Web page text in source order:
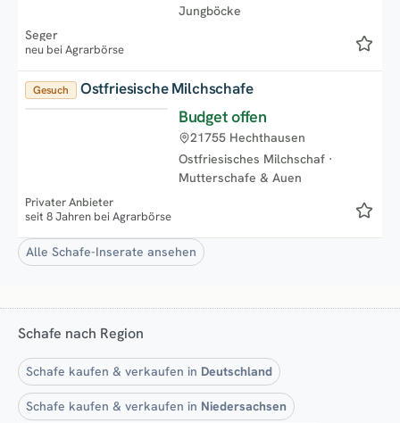
Jungböcke
Seger
neu bei Agrarbörse
Gesuch Ostfriesische Milchschafe
Budget offen
Ostfriesisches Milchschaf ·
Mutterschafe & Auen
21755 Hechthausen
Privater Anbieter
seit 8 Jahren bei Agrarbörse
Alle Schafe-Inserate ansehen
Schafe nach Region
Schafe kaufen & verkaufen in Deutschland
Schafe kaufen & verkaufen in Niedersachsen